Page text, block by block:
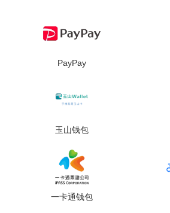
PayPay
玉山钱包
一卡通钱包